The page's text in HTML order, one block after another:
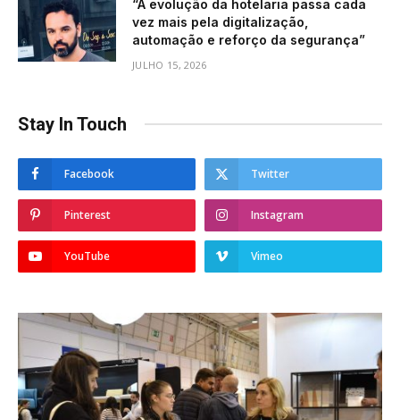
“A evolução da hotelaria passa cada
vez mais pela digitalização,
automação e reforço da segurança”
JULHO 15, 2026
Stay In Touch
Facebook Twitter
Pinterest Instagram
YouTube Vimeo